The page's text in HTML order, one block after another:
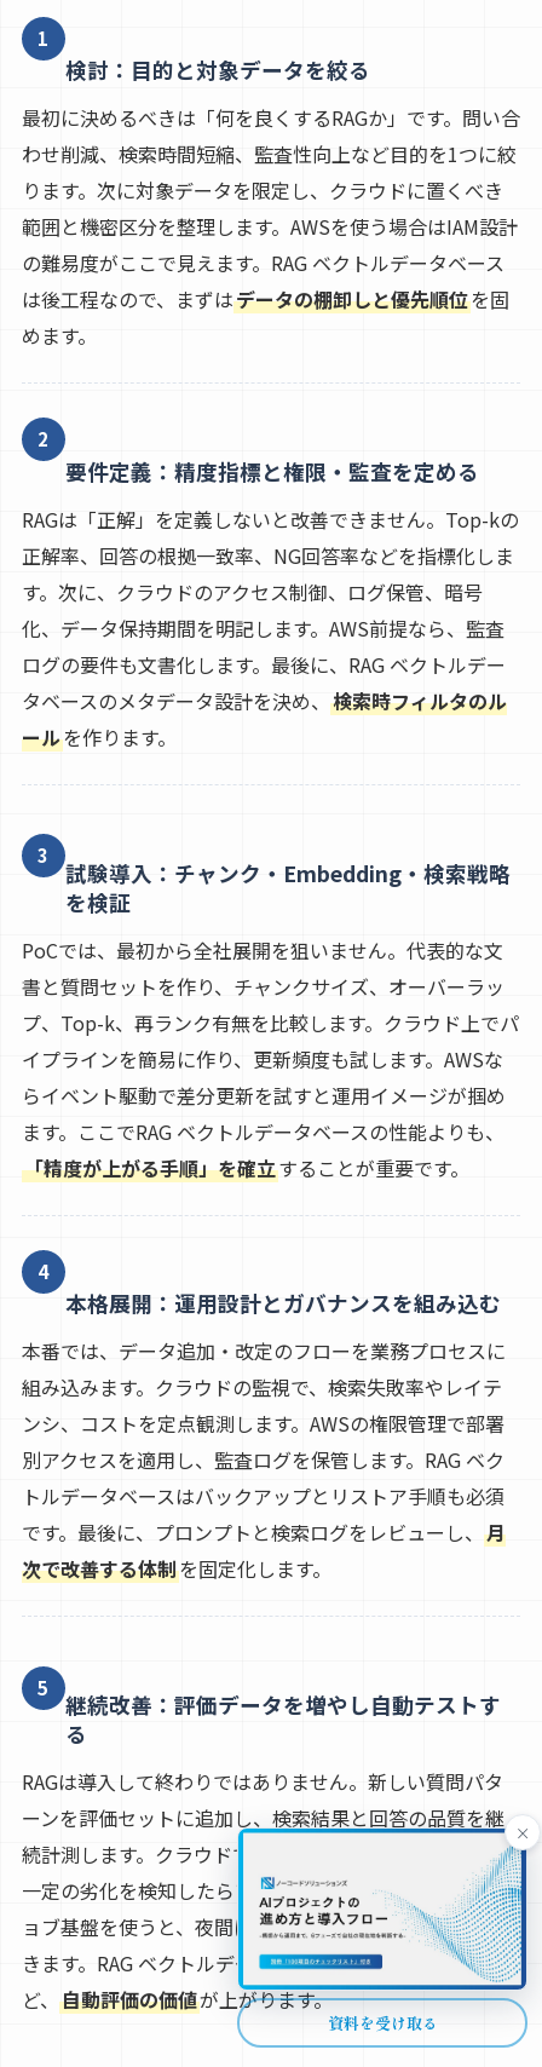
1
検討：目的と対象データを絞る
最初に決めるべきは「何を良くするRAGか」です。問い合
わせ削減、検索時間短縮、監査性向上など目的を1つに絞
ります。次に対象データを限定し、クラウドに置くべき
範囲と機密区分を整理します。AWSを使う場合はIAM設計
の難易度がここで見えます。RAG ベクトルデータベース
は後工程なので、まずはデータの棚卸しと優先順位を固
めます。
2
要件定義：精度指標と権限・監査を定める
RAGは「正解」を定義しないと改善できません。Top-kの
正解率、回答の根拠一致率、NG回答率などを指標化しま
す。次に、クラウドのアクセス制御、ログ保管、暗号
化、データ保持期間を明記します。AWS前提なら、監査
ログの要件も文書化します。最後に、RAG ベクトルデー
タベースのメタデータ設計を決め、 検索時フィルタのル
ールを作ります。
3
試験導入：チャンク・Embedding・検索戦略
を検証
PoCでは、最初から全社展開を狙いません。代表的な文
書と質問セットを作り、チャンクサイズ、オーバーラッ
プ、Top-k、再ランク有無を比較します。クラウド上でパ
イプラインを簡易に作り、更新頻度も試します。AWSな
らイベント駆動で差分更新を試すと運用イメージが掴め
ます。ここでRAG ベクトルデータベースの性能よりも、
「精度が上がる手順」を確立することが重要です。
4
本格展開：運用設計とガバナンスを組み込む
本番では、データ追加・改定のフローを業務プロセスに
組み込みます。クラウドの監視で、検索失敗率やレイテ
ンシ、コストを定点観測します。AWSの権限管理で部署
別アクセスを適用し、監査ログを保管します。RAG ベク
トルデータベースはバックアップとリストア手順も必須
です。最後に、プロンプトと検索ログをレビューし、 月
次で改善する体制を固定化します。
5
継続改善：評価データを増やし自動テストす
る
RAGは導入して終わりではありません。新しい質問パタ
ーンを評価セットに追加し、検索結果と回答の品質を継
続計測します。クラウドでバッチテストを自動実行し、
一定の劣化を検知したらアラートを出します。AWSのジ
ョブ基盤を使うと、夜間に回して朝にレポートを確認で
きます。RAG ベクトルデータベースの更新が増えるほ
ど、 自動評価の価値が上がります。
×
資料を受け取る